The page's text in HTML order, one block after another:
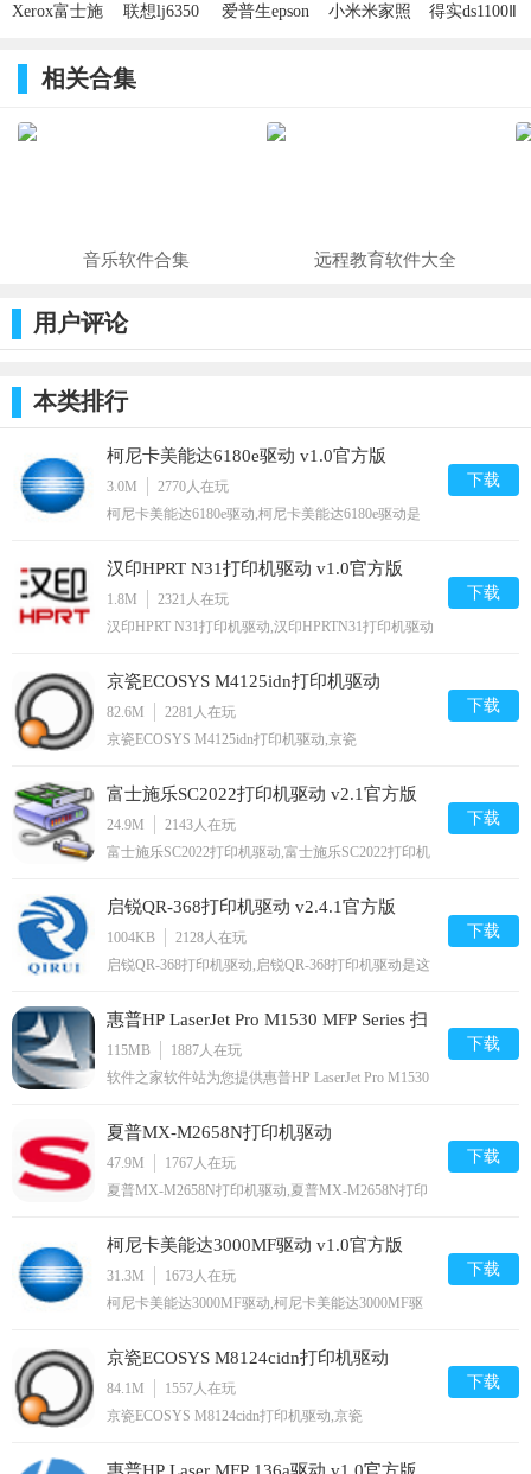
3、按照弹出的提示进行操作即可，非常简单;
4、完成安装后，重启电脑系统即可使用。
Xerox富士施
驱动
联想lj6350
爱普生epson
小米米家照
得实ds1100Ⅱ
相关合集
音乐软件合集 远程教育软件大全
用户评论
本类排行
柯尼卡美能达6180e驱动 v1.0官方版
3.0M 2770人在玩
柯尼卡美能达6180e驱动,柯尼卡美能达6180e驱动是
6180e，则需要安装对应驱动，有需要的可以下载使
用,您可以免费下载。
下载
汉印HPRT N31打印机驱动 v1.0官方版
1.8M 2321 人在玩
汉印HPRT N31打印机驱动,汉印HPRTN31打印机驱动
安装对应驱动，有需要的可以下载使用,您可以免费
下载。
下载
京瓷ECOSYS M4125idn打印机驱动
v5.1.2213官方版
82.6M 2281 人在玩
京瓷ECOSYS M4125idn打印机驱动,京瓷
机驱动，用户才能正常的使用打印机功能，如复印、
打印、扫描等功能，都需要有驱动帮助,您可以免费
下载。
下载
富士施乐SC2022打印机驱动 v2.1官方版
24.9M 2143人在玩
富士施乐SC2022打印机驱动,富士施乐SC2022打印机
的使用一体机进行打印，有需要的可以下载使用,您
可以免费下载。
下载
启锐QR-368打印机驱动 v2.4.1官方版
1004KB 2128人在玩
启锐QR-368打印机驱动,启锐QR-368打印机驱动是这
连续打单、打印清晰,您可以免费下载。
下载
惠普HP LaserJet Pro M1530 MFP Series 扫
描打印机驱动
115MB 1887人在玩
软件之家软件站为您提供惠普HP LaserJet Pro M1530
apk免费下载安装到手机.同时支持便捷的电脑端一键
安装功能!
下载
夏普MX-M2658N打印机驱动
v12.0.0.58849官方版
47.9M 1767人在玩
夏普MX-M2658N打印机驱动,夏普MX-M2658N打印
运作，如果用户的电脑和打印机连接USB后无法正常
运行，就需要驱动才能够正常运行,您可以免费下
载。
下载
柯尼卡美能达3000MF驱动 v1.0官方版
31.3M 1673人在玩
柯尼卡美能达3000MF驱动,柯尼卡美能达3000MF驱
应型号的打印机进行打印，有需要的可以下载使用,
您可以免费下载。
下载
京瓷ECOSYS M8124cidn打印机驱动
v5.1.26.15官方版
84.1M 1557人在玩
京瓷ECOSYS M8124cidn打印机驱动,京瓷
下载